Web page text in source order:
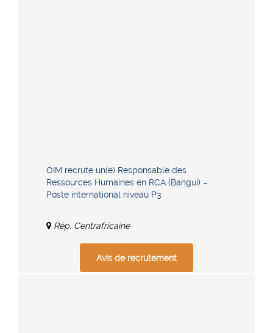
OIM recrute un(e) Responsable des
Ressources Humaines en RCA (Bangui) –
Poste international niveau P3
Rép. Centrafricaine
Avis de recrutement